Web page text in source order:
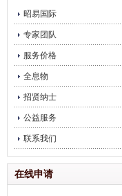
昭易国际
专家团队
服务价格
全息物
招贤纳士
公益服务
联系我们
在线申请